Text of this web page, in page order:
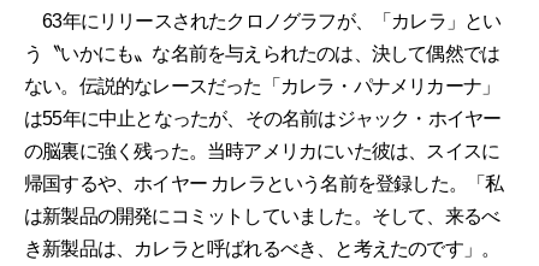
63年にリリースされたクロノグラフが、「カレラ」とい
う〝いかにも〟な名前を与えられたのは、決して偶然では
ない。伝説的なレースだった「カレラ・パナメリカーナ」
は55年に中止となったが、その名前はジャック・ホイヤー
の脳裏に強く残った。当時アメリカにいた彼は、スイスに
帰国するや、ホイヤー カレラという名前を登録した。「私
は新製品の開発にコミットしていました。そして、来るべ
き新製品は、カレラと呼ばれるべき、と考えたのです」。